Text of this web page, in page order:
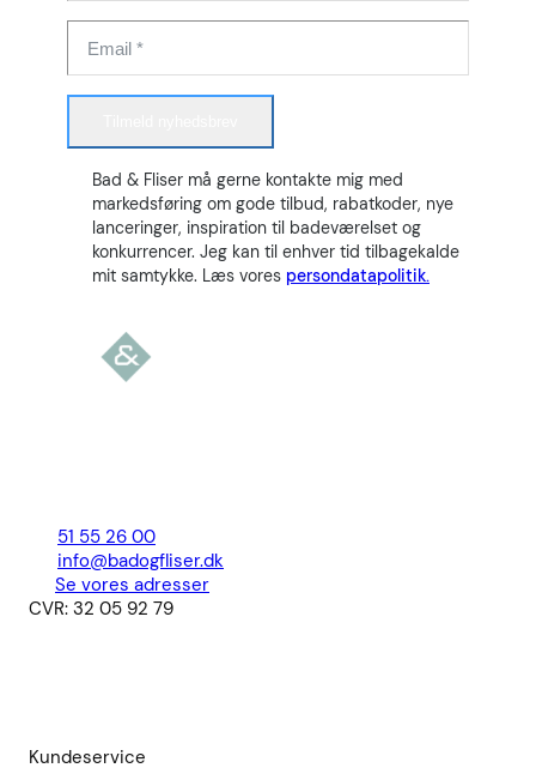
Bad & Fliser må gerne kontakte mig med
markedsføring om gode tilbud, rabatkoder, nye
lanceringer, inspiration til badeværelset og
konkurrencer. Jeg kan til enhver tid tilbagekalde
mit samtykke. Læs vores persondatapolitik.
51 55 26 00
info@badogfliser.dk
Se vores adresser
CVR: 32 05 92 79
Kundeservice